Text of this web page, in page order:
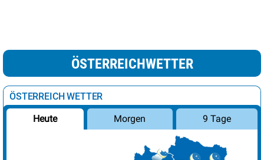
ÖSTERREICHWETTER
ÖSTERREICH WETTER
Heute Morgen 9 Tage